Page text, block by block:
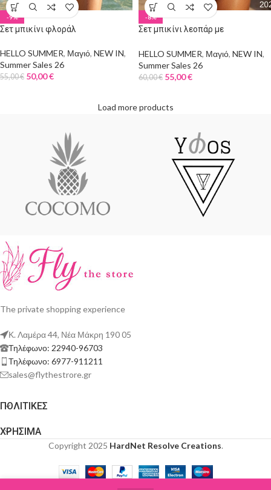
-9%
Σετ μπικίνι φλοράλ
HELLO SUMMER, Μαγιό, NEW IN,
Summer Sales 26
55,00€ 50,00€
-8%
Σετ μπικίνι λεοπάρ με
HELLO SUMMER, Μαγιό, NEW IN,
Summer Sales 26
60,00€ 55,00€
Load more products
The private shopping experience
Κ. Λαμέρα 44, Νέα Μάκρη 190 05
Τηλέφωνο: 22940-96703
Τηλέφωνο: 6977-911211
sales@flythestrore.gr
ΠΟΛΙΤΙΚΕΣ
ΧΡΗΣΙΜΑ
Copyright 2025 HardNet Resolve Creations.